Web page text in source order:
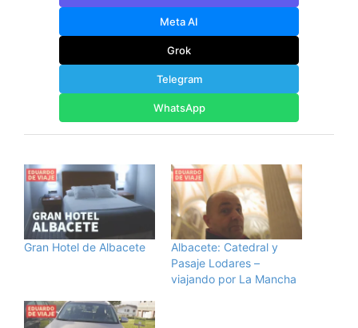
Meta AI
Grok
Telegram
WhatsApp
Gran Hotel de Albacete
Albacete: Catedral y
Pasaje Lodares –
viajando por La Mancha